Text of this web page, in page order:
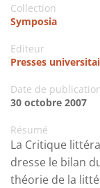
Collection
Symposia
Editeur
Presses
Date de publication
30 octobre 2007
Résumé
La Critique
dresse le bilan
théorie de la